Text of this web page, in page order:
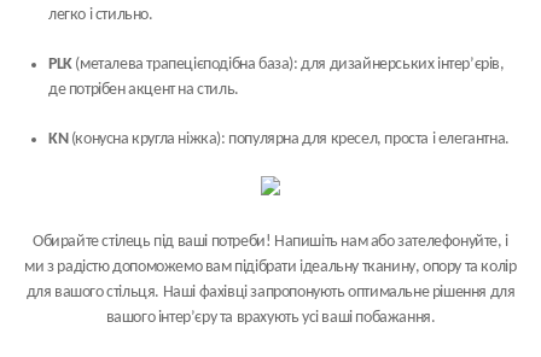
легко і стильно.
PLK(металева трапецієподібна база): для дизайнерських інтер’єрів,
де потрібен акцент на стиль.
KN(конусна кругла ніжка): популярна для кресел, проста і елегантна.
Обирайте стілець під ваші потреби! Напишіть нам або зателефонуйте, і
ми з радістю допоможемо вам підібрати ідеальну тканину, опору та колір
для вашого стільця. Наші фахівці запропонують оптимальне рішення для
вашого інтер’єру та врахують усі ваші побажання.